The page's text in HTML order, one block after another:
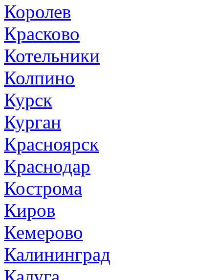
Королев
Красково
Котельники
Колпино
Курск
Курган
Красноярск
Краснодар
Кострома
Киров
Кемерово
Калининград